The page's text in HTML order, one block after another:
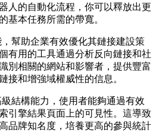
人的自動化流程，你可以釋放出更
基本任務所需的帶寬。
幫助企業有效優化其鏈接建設策
有用的工具通過分析反向鏈接和社
別相關的網站和影響者，提供豐富
接和增強域權威性的信息。
結構能力，使用者能夠通過有效
引擎結果頁面上的可見性。這導致
品牌知名度，培養更高的參與統計